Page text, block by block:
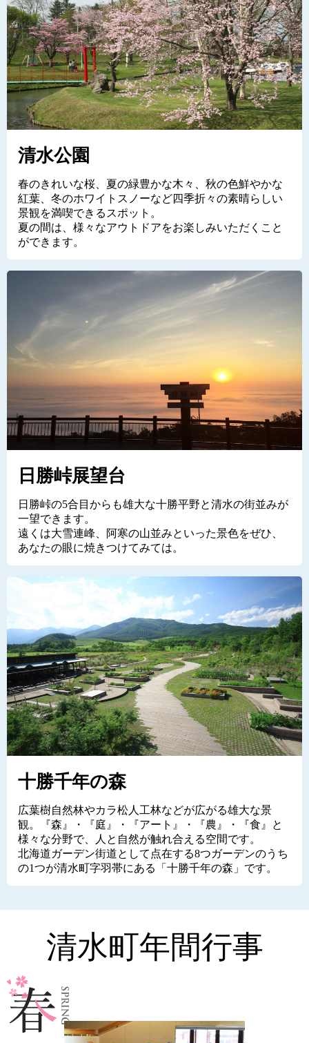
清水公園
春のきれいな桜、夏の緑豊かな木々、秋の色鮮やかな
紅葉、冬のホワイトスノーなど四季折々の素晴らしい
景観を満喫できるスポット。
夏の間は、様々なアウトドアをお楽しみいただくこと
ができます。
日勝峠展望台
日勝峠の5合目からも雄大な十勝平野と清水の街並みが
一望できます。
遠くは大雪連峰、阿寒の山並みといった景色をぜひ、
あなたの眼に焼きつけてみては。
十勝千年の森
広葉樹自然林やカラ松人工林などが広がる雄大な景
観。『森』・『庭』・『アート』・『農』・『食』と
様々な分野で、人と自然が触れ合える空間です。
北海道ガーデン街道として点在する8つガーデンのうち
の1つが清水町字羽帯にある「十勝千年の森」です。
清水町年間行事